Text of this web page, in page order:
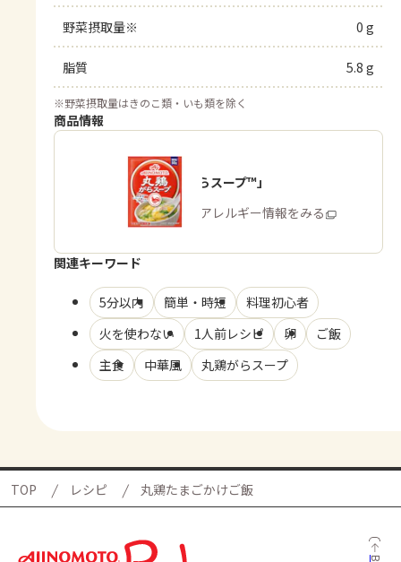
野菜摂取量※ 0 g
脂質 5.8 g
※野菜摂取量はきのこ類・いも類を除く
商品情報
「丸鶏がらスープ™」
商品・アレルギー情報をみる
関連キーワード
5分以内 簡単・時短
料理初心者
火を使わない
1人前レシピ 卵
ご飯
主食
中華風 丸鶏がらスープ
TOP レシピ 丸鶏たまごかけご飯